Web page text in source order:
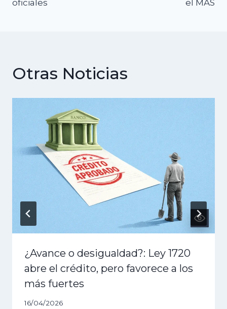
oficiales
el MAS
Otras Noticias
¿Avance o desigualdad?: Ley 1720
abre el crédito, pero favorece a los
más fuertes
16/04/2026